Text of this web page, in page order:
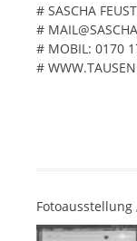
# SASCHA
#
# MOBIL: 0170
#
Fotoausstellung